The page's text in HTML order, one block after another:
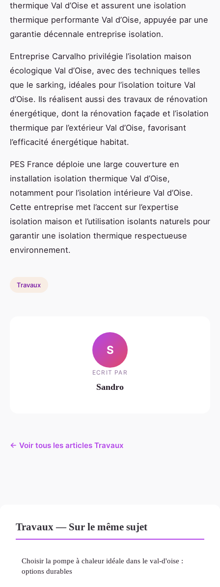
thermique Val d’Oise et assurent une isolation
thermique performante Val d’Oise, appuyée par une
garantie décennale entreprise isolation.
Entreprise Carvalho privilégie l’isolation maison
écologique Val d’Oise, avec des techniques telles
que le sarking, idéales pour l’isolation toiture Val
d’Oise. Ils réalisent aussi des travaux de rénovation
énergétique, dont la rénovation façade et l’isolation
thermique par l’extérieur Val d’Oise, favorisant
l’efficacité énergétique habitat.
PES France déploie une large couverture en
installation isolation thermique Val d’Oise,
notamment pour l’isolation intérieure Val d’Oise.
Cette entreprise met l’accent sur l’expertise
isolation maison et l’utilisation isolants naturels pour
garantir une isolation thermique respectueuse
environnement.
Travaux
S
ECRIT PAR
Sandro
← Voir tous les articles Travaux
Travaux — Sur le même sujet
Choisir la pompe à chaleur idéale dans le val-d'oise :
options durables